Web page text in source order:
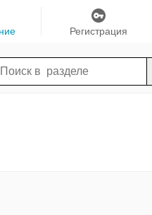
Регистрация